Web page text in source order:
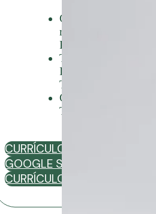
Gestor de engenharia
responsável técnico
Professional Hair
Tricologista
International
Trichologists (IAT –
CEO da Academia
Tricologia.
CURRÍCULO LATTES
GOOGLE SCHOLAR
CURRÍCULO COMPLETO